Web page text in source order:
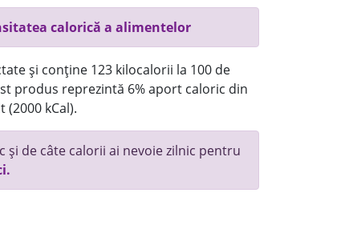
calorică a alimentelor
și conține 123 kilocalorii la 100 de
produs reprezintă 6% aport caloric din
kCal).
și de câte calorii ai nevoie zilnic pentru